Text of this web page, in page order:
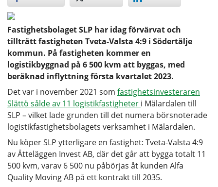
Fastighetsbolaget SLP har idag förvärvat och
tillträtt fastigheten Tveta-Valsta 4:9 i Södertälje
kommun. På fastigheten kommer en
logistikbyggnad på 6 500 kvm att byggas, med
beräknad inflyttning första kvartalet 2023.
Det var i november 2021 som fastighetsinvesteraren
Slättö sålde av 11 logistikfastigheter i Mälardalen till
SLP – vilket lade grunden till det numera börsnoterade
logistikfastighetsbolagets verksamhet i Mälardalen.
Nu köper SLP ytterligare en fastighet: Tveta-Valsta 4:9
av Ätteläggen Invest AB, där det går att bygga totalt 11
500 kvm, varav 6 500 nu påbörjas åt kunden Alfa
Quality Moving AB på ett kontrakt till 2035.